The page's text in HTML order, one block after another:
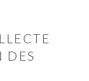
DES